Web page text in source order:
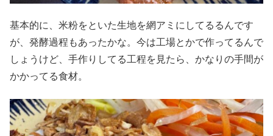
基本的に、米粉をといた生地を網アミにしてるるんです
が、発酵過程もあったかな。今は工場とかで作ってるんで
しょうけど、手作りしてる工程を見たら、かなりの手間が
かかってる食材。